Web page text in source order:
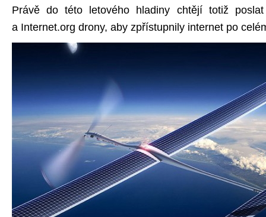
Právě do této letového hladiny chtějí totiž
a Internet.org drony, aby zpřístupnily internet po